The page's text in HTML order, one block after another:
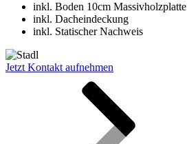
inkl. Boden 10cm Massivholzplatte
inkl. Dacheindeckung
inkl. Statischer Nachweis
Jetzt Kontakt aufnehmen